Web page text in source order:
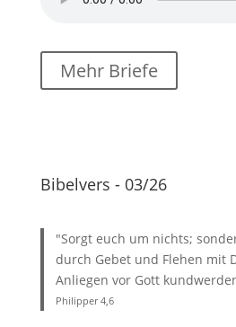
Mehr Briefe
Bibelvers - 03/26
"Sorgt euch um nichts;
durch Gebet und Flehen mit
Anliegen vor Gott
Philipper 4,6